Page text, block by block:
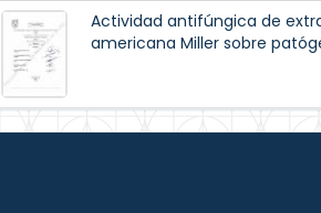
Actividad antifúngica de
americana Miller sobre